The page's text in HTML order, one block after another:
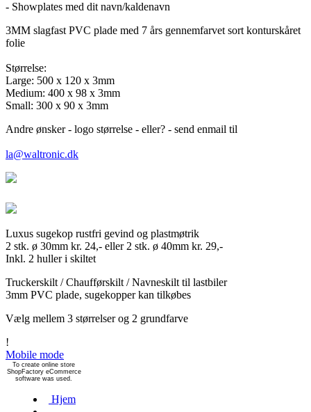
- Showplates med dit navn/kaldenavn
3MM slagfast PVC plade med 7 års gennemfarvet sort konturskåret
folie
Størrelse:
Large: 500 x 120 x 3mm
Medium: 400 x 98 x 3mm
Small: 300 x 90 x 3mm
Andre ønsker - logo størrelse - eller? - send enmail til
la@waltronic.dk
Luxus sugekop rustfri gevind og plastmøtrik
2 stk. ø 30mm kr. 24,- eller 2 stk. ø 40mm kr. 29,-
Inkl. 2 huller i skiltet
Truckerskilt / Chaufførskilt / Navneskilt til lastbiler
3mm PVC plade, sugekopper kan tilkøbes
Vælg mellem 3 størrelser og 2 grundfarve
!
Mobile mode
To create online store
ShopFactory eCommerce
software was used.
Hjem